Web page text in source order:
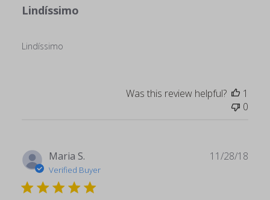
Lindíssimo
Lindíssimo
Was this review helpful?
1
0
Maria S.
Verified Buyer
11/28/18